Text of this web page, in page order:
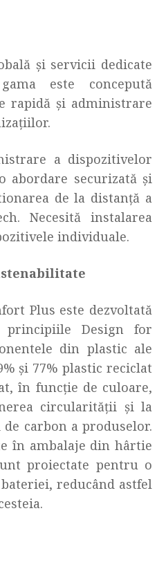
și servicii dedicate
este concepută
rapidă și administrare
a dispozitivelor
abordare securizată și
de la distanță a
Necesită instalarea
individuale.
Plus este dezvoltată
Design for
din plastic ale
și 77% plastic reciclat
în funcție de culoare,
circularității și la
carbon a produselor.
în ambalaje din hârtie
proiectate pentru o
reducând astfel